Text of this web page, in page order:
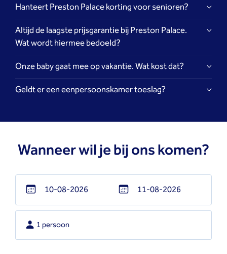
www.prestonpalace.nl
Hanteert Preston Palace korting voor senioren?
Altijd de laagste prijsgarantie bij Preston Palace.
Wat wordt hiermee bedoeld?
Onze baby gaat mee op vakantie. Wat kost dat?
Geldt er een eenpersoonskamer toeslag?
Wanneer wil je bij ons komen?
Navigate
forward
Navigate
1 persoon